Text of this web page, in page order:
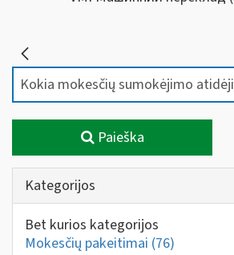
Paieška
Kategorijos
Bet kurios kategorijos
Mokesčių pakeitimai (76)